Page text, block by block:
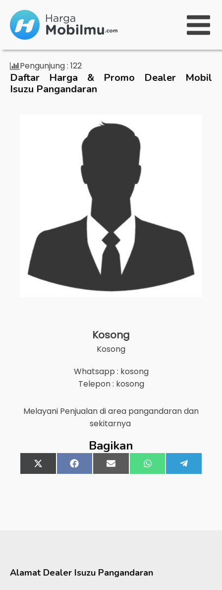
Pengunjung : 122
Daftar Harga & Promo Dealer Mobil
Isuzu Pangandaran
Kosong
Kosong
Whatsapp : kosong
Telepon : kosong
Melayani Penjualan di area pangandarandan
sekitarnya
Bagikan
Share
on
X
(Twitter)
Share
on
FacebookShare
on
Email Share
on
WhatsApp
on
Alamat Dealer Isuzu Pangandaran